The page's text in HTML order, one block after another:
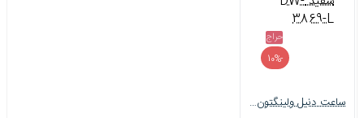
حراج
-10%
ساعت دنیل ولینگتون زنانه مستطیلی رزگلد سفید DW-3869-L